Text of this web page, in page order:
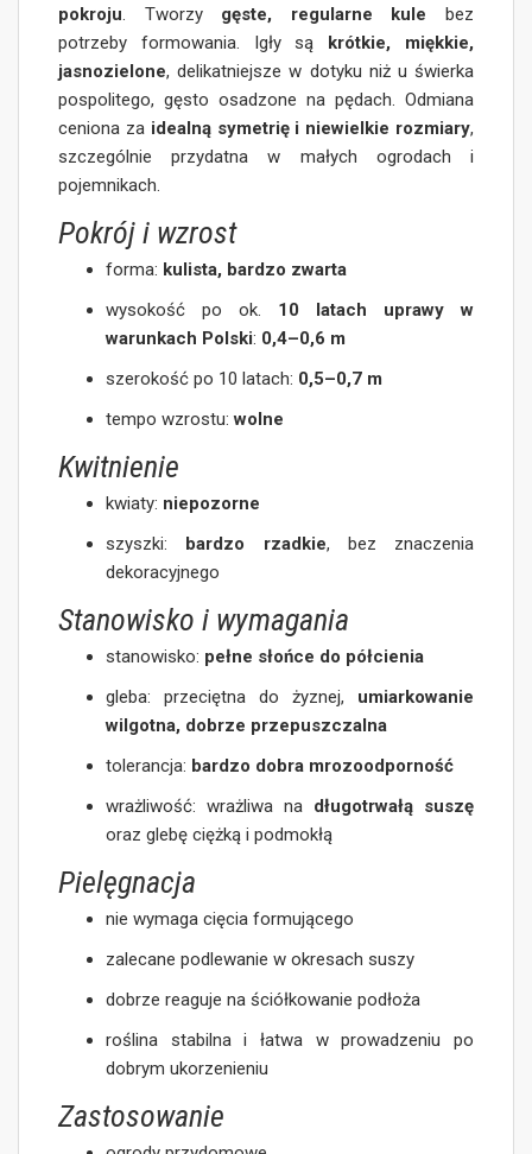
pokroju . Tworzy gęste, regularne kule bez
potrzeby formowania. Igły są krótkie, miękkie,
jasnozielone, delikatniejsze w dotyku niż u świerka
pospolitego, gęsto osadzone na pędach. Odmiana
ceniona za idealną symetrię i niewielkie rozmiary,
szczególnie przydatna w małych ogrodach i
pojemnikach.
Pokrój i wzrost
forma: kulista, bardzo zwarta
wysokość po ok. 10 latach uprawy w
warunkach Polski: 0,4–0,6 m
szerokość po 10 latach: 0,5–0,7 m
tempo wzrostu:wolne
Kwitnienie
kwiaty: niepozorne
szyszki: bardzo rzadkie, bez znaczenia
dekoracyjnego
Stanowisko i wymagania
stanowisko: pełne słońce do półcienia
gleba: przeciętna do żyznej, umiarkowanie
wilgotna, dobrze przepuszczalna
tolerancja: bardzo dobra mrozoodporność
wrażliwość: wrażliwa na długotrwałą suszę
oraz glebę ciężką i podmokłą
Pielęgnacja
nie wymaga cięcia formującego
zalecane podlewanie w okresach suszy
dobrze reaguje na ściółkowanie podłoża
roślina stabilna i łatwa w prowadzeniu po
dobrym ukorzenieniu
Zastosowanie